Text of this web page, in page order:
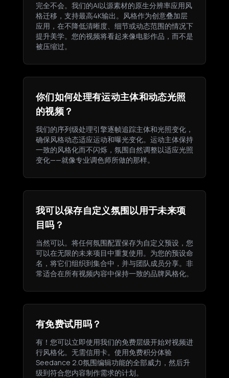
完全不会。我们的AI以源素材的原生分辨率应用风
格迁移，支持最高4K输出。风格作为创意叠加层
应用，在不降低清晰度、细节或动态范围的情况下
提升美学。您的视频将看起来像电影作品，而不是
被压缩过。
你们如何处理有运动主体和动态光照
的视频？
我们的序列级处理引擎逐帧追踪主体和光照变化，
确保风格动态适应运动和曝光变化。运动主体保持
一致的风格化而不闪烁，氛围自然调整以适应光照
变化——就像专业调色师所做的那样。
我可以保存自定义氛围以用于未来项
目吗？
当然可以。将任何氛围配置保存为自定义预设，您
可以在无限的未来项目中重复使用。为您的预设命
名，将它们组织到集合中，并与团队成员分享。非
常适合在所有视频内容中保持一致的品牌风格化。
有免费试用吗？
有！您可以立即使用我们的免费层级开始对视频进
行风格化。无需信用卡。使用免费积分体验
Seedance 2.0氛围编辑功能的全部威力，然后升
级到符合您内容制作需求的计划。